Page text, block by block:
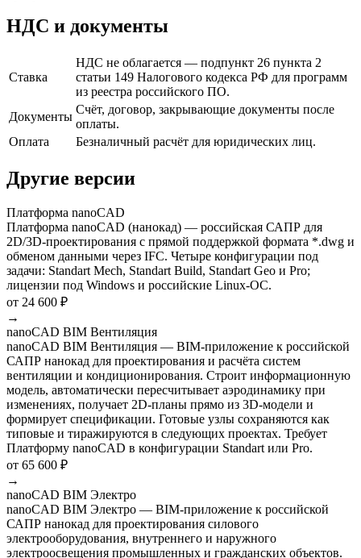
НДС и документы
Ставка
НДС не облагается — подпункт 26 пункта 2
статьи 149 Налогового кодекса РФ для программ
из реестра российского ПО.
Документы
Счёт, договор, закрывающие документы после
оплаты.
Оплата
Безналичный расчёт для юридических лиц.
Другие версии
Платформа nanoCAD
Платформа nanoCAD (нанокад) — российская САПР для
2D/3D-проектирования с прямой поддержкой формата *.dwg и
обменом данными через IFC. Четыре конфигурации под
задачи: Standart Mech, Standart Build, Standart Geo и Pro;
лицензии под Windows и российские Linux-ОС.
от 24 600 ₽
→
nanoCAD BIM Вентиляция
nanoCAD BIM Вентиляция — BIM-приложение к российской
САПР нанокад для проектирования и расчёта систем
вентиляции и кондиционирования. Строит информационную
модель, автоматически пересчитывает аэродинамику при
изменениях, получает 2D-планы прямо из 3D-модели и
формирует спецификации. Готовые узлы сохраняются как
типовые и тиражируются в следующих проектах. Требует
Платформу nanoCAD в конфигурации Standart или Pro.
от 65 600 ₽
→
nanoCAD BIM Электро
nanoCAD BIM Электро — BIM-приложение к российской
САПР нанокад для проектирования силового
электрооборудования, внутреннего и наружного
электроосвещения промышленных и гражданских объектов.